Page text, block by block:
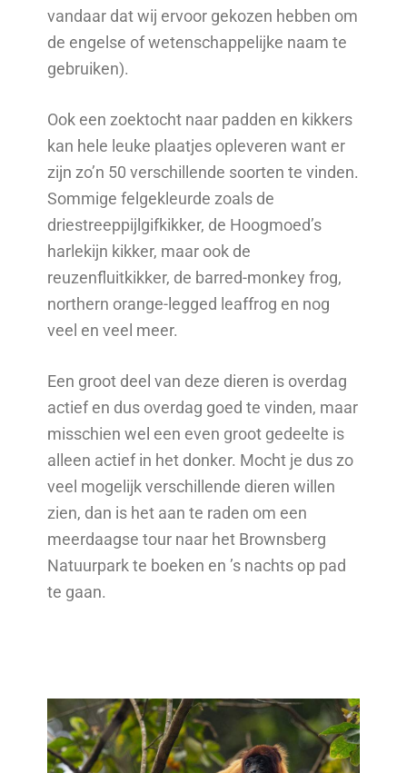
vandaar dat wij ervoor gekozen hebben om
de engelse of wetenschappelijke naam te
gebruiken).
Ook een zoektocht naar padden en kikkers
kan hele leuke plaatjes opleveren want er
zijn zo’n 50 verschillende soorten te vinden.
Sommige felgekleurde zoals de
driestreeppijlgifkikker, de Hoogmoed’s
harlekijn kikker, maar ook de
reuzenfluitkikker, de barred-monkey frog,
northern orange-legged leaffrog en nog
veel en veel meer.
Een groot deel van deze dieren is overdag
actief en dus overdag goed te vinden, maar
misschien wel een even groot gedeelte is
alleen actief in het donker. Mocht je dus zo
veel mogelijk verschillende dieren willen
zien, dan is het aan te raden om een
meerdaagse tour naar het Brownsberg
Natuurpark te boeken en ’s nachts op pad
te gaan.